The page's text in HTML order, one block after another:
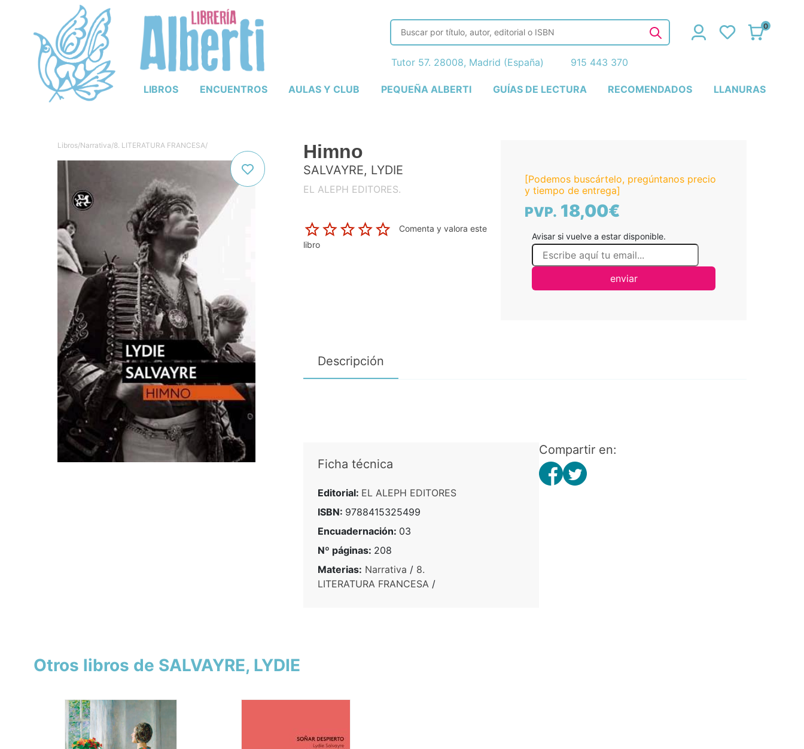
LIBROS ENCUENTROS AULAS Y CLUB PEQUEÑA ALBERTI GUÍAS DE LECTURA RECOMENDADOS LLANURAS
0
Tutor 57. 28008, Madrid (España) 915 443 370
Libros/Narrativa/8. LITERATURA FRANCESA/ Himno
SALVAYRE, LYDIE
EL ALEPH EDITORES.
Comenta y valora este
libro
[Podemos buscártelo, pregúntanos precio
y tiempo de entrega]
PVP. 18,00€
Avisar si vuelve a estar disponible.
enviar
Descripción
Ficha técnica
Editorial: EL ALEPH EDITORES
ISBN: 9788415325499
Encuadernación: 03
Nº páginas: 208
Materias: Narrativa / 8.
LITERATURA FRANCESA /
Compartir en:
Otros libros de SALVAYRE, LYDIE